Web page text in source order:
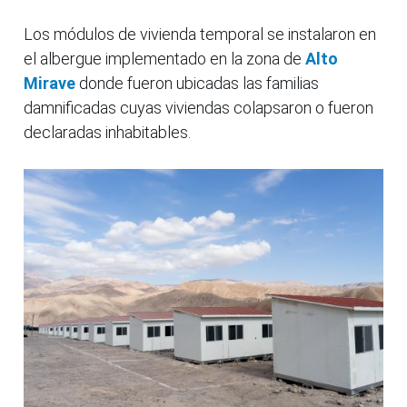
Los módulos de vivienda temporal se instalaron en
el albergue implementado en la zona de Alto
Mirave donde fueron ubicadas las familias
damnificadas cuyas viviendas colapsaron o fueron
declaradas inhabitables.